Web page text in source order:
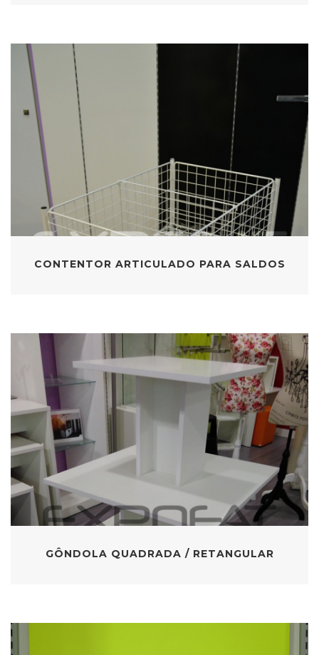
CONTENTOR ARTICULADO PARA SALDOS
GÔNDOLA QUADRADA / RETANGULAR